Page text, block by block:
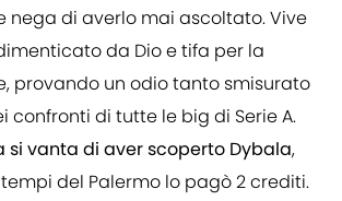
nega di averlo mai ascoltato. Vive
da Dio e tifa per la
provando un odio tanto smisurato
confronti di tutte le big di Serie A.
si vanta di aver scoperto Dybala,
del Palermo lo pagò 2 crediti.